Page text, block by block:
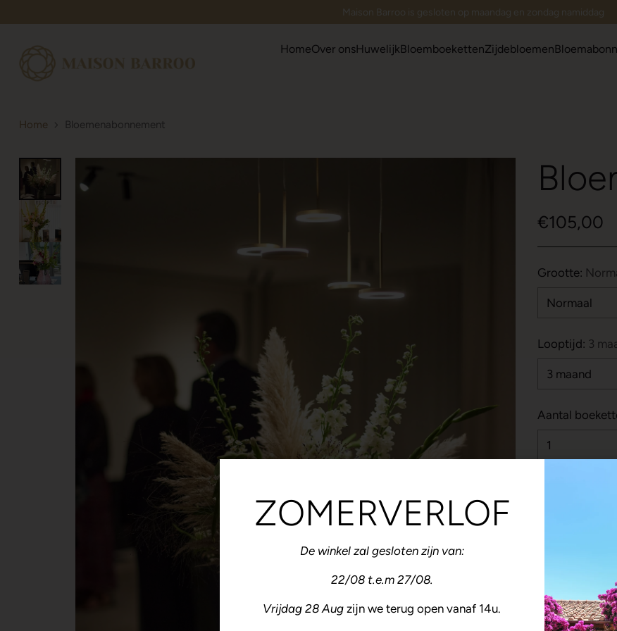
Maison Barroo is gesloten op maandag en zondag namiddag
HomeOver onsHuwelijkBloemboekettenZijdebloemen
ZOMERVERLOF
De winkel zal gesloten zijn van:
22/08 t.e.m 27/08.
Vrijdag 28 Augzijn we terug open vanaf 14u.
Home Bloemenabonnement
Normale
€105,00
Grootte:
Looptijd: 3
Aantal
Laat je dit leeg
Vaas
De vaas wordt